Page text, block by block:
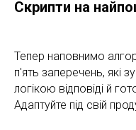
Скрипти на
Тепер наповнимо
п'ять заперечень, які
логікою відповіді й
Адаптуйте під свій